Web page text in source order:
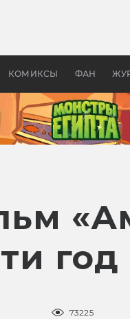
КОМИКСЫ ФАН
год
73225